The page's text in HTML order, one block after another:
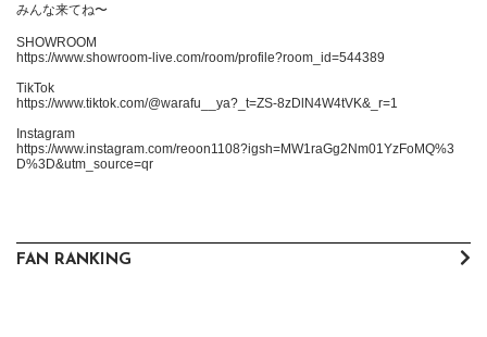
みんな来てね〜
SHOWROOM
https://www.showroom-live.com/room/profile?room_id=544389
TikTok
https://www.tiktok.com/@warafu__ya?_t=ZS-8zDlN4W4tVK&_r=1
Instagram
https://www.instagram.com/reoon1108?igsh=MW1raGg2Nm01YzFoMQ%3
D%3D&utm_source=qr
FAN RANKING